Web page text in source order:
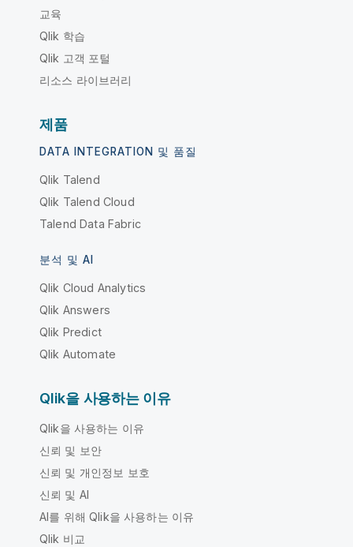
교육
Qlik 학습
Qlik 고객 포털
리소스 라이브러리
제품
DATA INTEGRATION 및 품질
Qlik Talend
Qlik Talend Cloud
Talend Data Fabric
분석 및 AI
Qlik Cloud Analytics
Qlik Answers
Qlik Predict
Qlik Automate
Qlik을 사용하는 이유
Qlik을 사용하는 이유
신뢰 및 보안
신뢰 및 개인정보 보호
신뢰 및 AI
AI를 위해 Qlik을 사용하는 이유
Qlik 비교